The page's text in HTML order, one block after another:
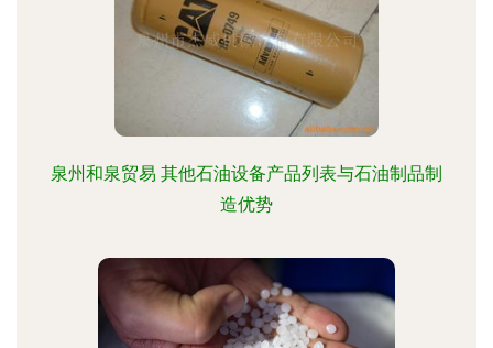
泉州和泉贸易 其他石油设备产品列表与石油制品制
造优势